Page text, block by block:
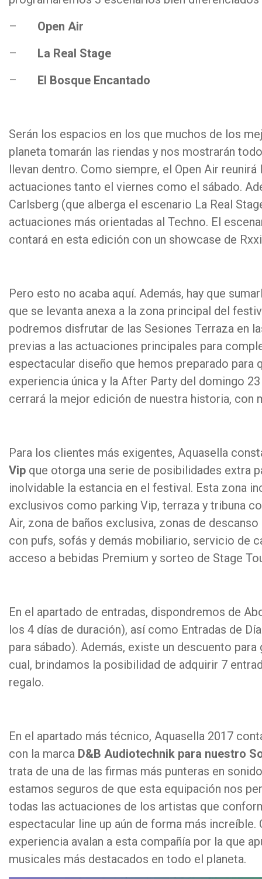
– Open Air
– La Real Stage
– El Bosque Encantado
Serán los espacios en los que muchos de los
planeta tomarán las riendas y nos mostrarán
llevan dentro. Como siempre, el Open Air reunirá
actuaciones tanto el viernes como el sábado.
Carlsberg (que alberga el escenario La Real
actuaciones más orientadas al Techno. El
contará en esta edición con un showcase de
Pero esto no acaba aquí. Además, hay que
que se levanta anexa a la zona principal del
podremos disfrutar de las Sesiones Terraza en
previas a las actuaciones principales para
espectacular diseño que hemos preparado para
experiencia única y la After Party del domingo
cerrará la mejor edición de nuestra historia, con
Para los clientes más exigentes, Aquasella
Vip que otorga una serie de posibilidades extra
inolvidable la estancia en el festival. Esta zona
exclusivos como parking Vip, terraza y tribuna
Air, zona de baños exclusiva, zonas de
con pufs, sofás y demás mobiliario, servicio de
acceso a bebidas Premium y sorteo de Stage
En el apartado de entradas, dispondremos de
los 4 días de duración), así como Entradas de
para sábado). Además, existe un descuento
cual, brindamos la posibilidad de adquirir 7
regalo.
En el apartado más técnico, Aquasella 2017
con la marca D&B Audiotechnik para nuestro
trata de una de las firmas más punteras en
estamos seguros de que esta equipación nos
todas las actuaciones de los artistas que
espectacular line up aún de forma más increíble.
experiencia avalan a esta compañía por la que
musicales más destacados en todo el planeta.